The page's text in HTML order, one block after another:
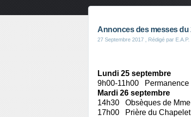
Annonces des messes du
27 Septembre 2017 , Rédigé par E.A.P.
Lundi 25 septembre
9h00-11h00 Permanence
Mardi 26 septembre
14h30 Obsèques de
17h00 Prière du